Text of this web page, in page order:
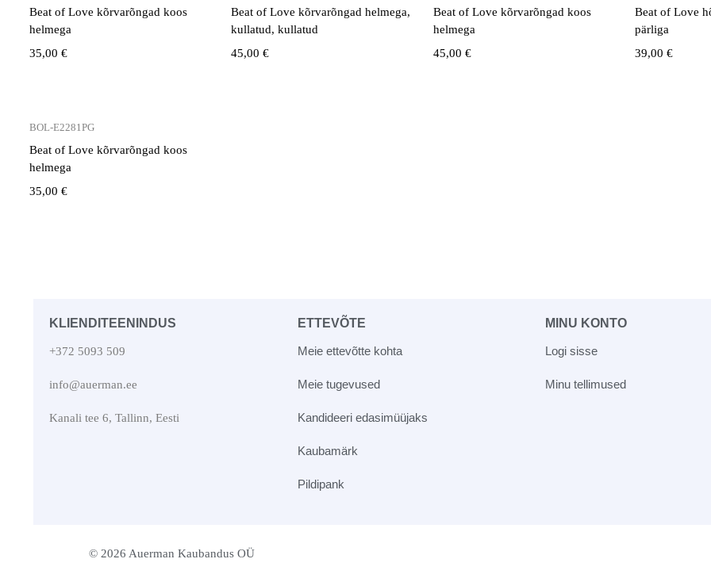
Beat of Love kõrvarõngad koos
helmega
35,00 €
Beat of Love kõrvarõngad helmega,
kullatud, kullatud
45,00€
Beat of Love kõrvarõngad koos
helmega
45,00 €
Beat of Love
pärliga
39,00€
BOL-E2281PG
Beat of Love kõrvarõngad koos
helmega
35,00 €
KLIENDITEENINDUS
+372 5093 509
info@auerman.ee
Kanali tee 6, Tallinn, Eesti
ETTEVÕTE
Meie ettevõtte kohta
Meie tugevused
Kandideeri edasimüüjaks
Kaubamärk
Pildipank
MINU KONTO
Logi sisse
Minu tellimused
© 2026 Auerman Kaubandus OÜ